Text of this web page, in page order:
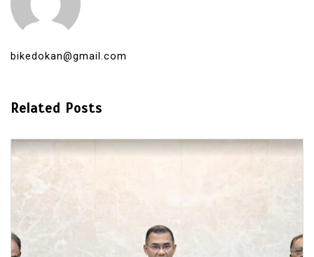
bikedokan@gmail.com
Related Posts